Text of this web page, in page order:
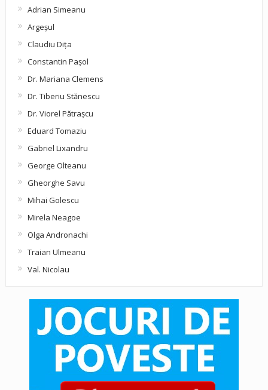
Adrian Simeanu
Argeşul
Claudiu Diţa
Constantin Pașol
Dr. Mariana Clemens
Dr. Tiberiu Stănescu
Dr. Viorel Pătraşcu
Eduard Tomaziu
Gabriel Lixandru
George Olteanu
Gheorghe Savu
Mihai Golescu
Mirela Neagoe
Olga Andronachi
Traian Ulmeanu
Val. Nicolau